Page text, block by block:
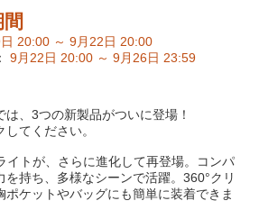
日 20:00 ～9月 22日 20:00
9月 22日 20:00 ～9月 26日 23:59
は、3つの新製品がついに登場！
てください。
イトが、さらに進化して再登場。コンパ
を持ち、多様なシーンで活躍。360°クリ
ポケットやバッグにも簡単に装着できま